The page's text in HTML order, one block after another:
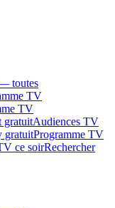
toutes
TV
TV
gratuitAudiences TV
gratuitProgramme TV
ce soirRechercher